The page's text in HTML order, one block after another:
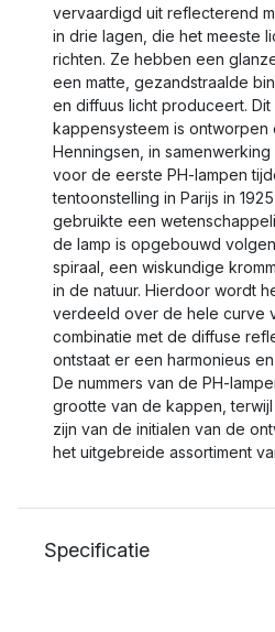
vervaardigd uit reflecterend
in drie lagen, die het meeste
richten. Ze hebben een
een matte, gezandstraalde
en diffuus licht produceert.
kappensysteem is ontworpen
Henningsen, in samenwerking
voor de eerste PH-lampen
tentoonstelling in Parijs in
gebruikte een
de lamp is opgebouwd
spiraal, een wiskundige
in de natuur. Hierdoor wordt
verdeeld over de hele curve
combinatie met de diffuse
ontstaat er een harmonieus
De nummers van de PH-
grootte van de kappen,
zijn van de initialen van de
het uitgebreide assortiment
Specificatie